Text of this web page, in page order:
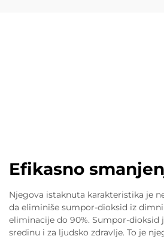
Efikasno
Njegova istaknuta karakteristika je
da eliminiše sumpor-dioksid iz
eliminacije do 90%. Sumpor-dioksid
sredinu i za ljudsko zdravlje. To je